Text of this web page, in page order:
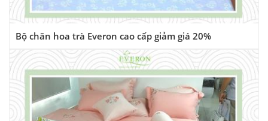
Bộ chăn hoa trà Everon cao cấp giảm giá 20%